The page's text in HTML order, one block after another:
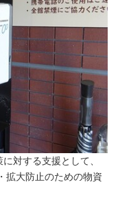
対する支援として、
拡大防止のための物資